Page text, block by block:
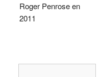
Roger Penrose en
2011